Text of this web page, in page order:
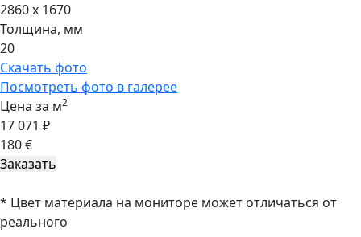
2860 x 1670
Толщина, мм
20
Скачать фото
Посмотреть фото в галерее
Цена за м2
17 071 ₽
180 €
* Цвет материала на мониторе может отличаться от
реального